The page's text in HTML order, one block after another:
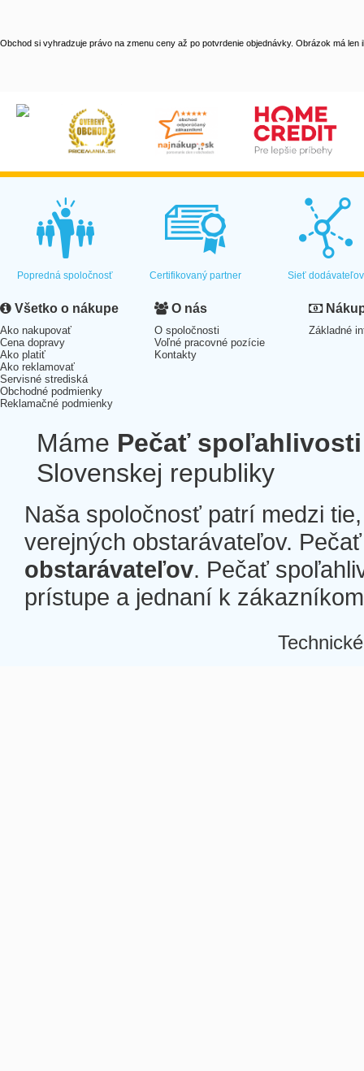
Obchod si vyhradzuje právo na zmenu ceny až po potvrdenie objednávky. Obrázok má len
Popredná spoločnosť Certifikovaný partner Sieť dodávateľov
Všetko o nákupe
Ako nakupovať
Cena dopravy
Ako platiť
Ako reklamovať
Servisné strediská
Obchodné podmienky
Reklamačné podmienky
O nás
O spoločnosti
Voľné pracovné pozície
Kontakty
Základné
Máme Pečať spoľahlivosti
Slovenskej republiky
Naša spoločnosť patrí medzi
verejných obstarávateľov.
obstarávateľov. Pečať
prístupe a jednaní k